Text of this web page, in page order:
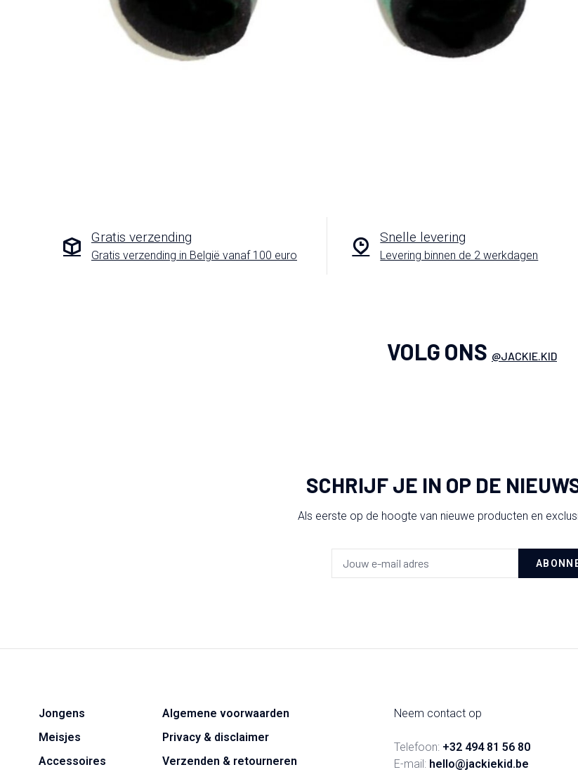
Gratis verzending
Gratis verzending in België vanaf 100 euro
Snelle levering
Levering binnen de 2 werkdagen
VOLG ONS @JACKIE.KID
SCHRIJF JE IN OP DE
Als eerste op de hoogte van nieuwe producten en
Jongens
Meisjes
Accessoires
Algemene voorwaarden
Privacy & disclaimer
Verzenden & retourneren
Neem contact op
Telefoon: +32 494 81 56 80
E-mail: hello@jackiekid.be